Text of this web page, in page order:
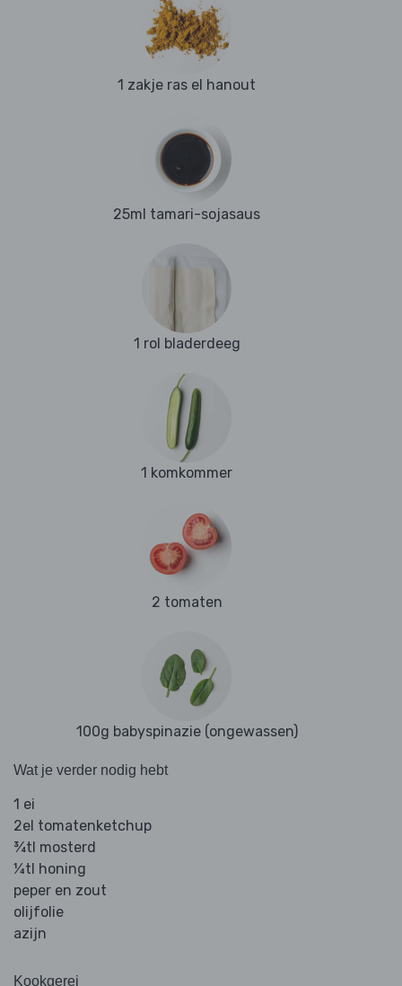
1 zakje ras el hanout
25ml tamari-sojasaus
1 rol bladerdeeg
1 komkommer
2 tomaten
100g babyspinazie (ongewassen)
Wat je verder nodig hebt
1 ei
2el tomatenketchup
¾tl mosterd
¼tl honing
peper en zout
olijfolie
azijn
Kookgerei